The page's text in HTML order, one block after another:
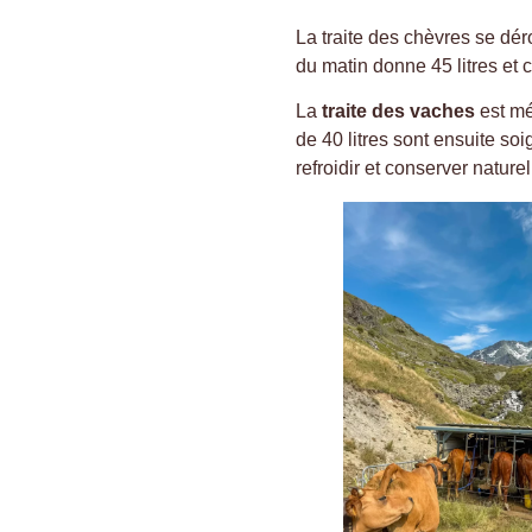
La traite des chèvres se
du matin donne 45 litres et
La traite des vachesest
de 40 litres sont ensuite
refroidir et conserver